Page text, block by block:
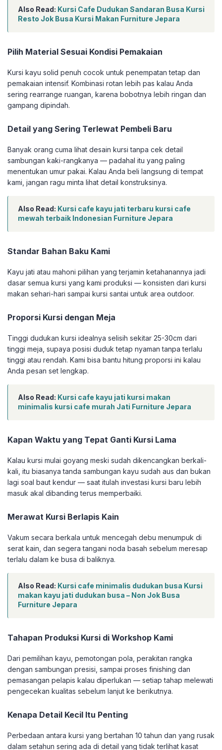
Also Read: Kursi Cafe Dudukan Sandaran Busa Kursi
Resto Jok Busa Kursi Makan Furniture Jepara
Pilih Material Sesuai Kondisi Pemakaian
Kursi kayu solid penuh cocok untuk penempatan tetap dan
pemakaian intensif. Kombinasi rotan lebih pas kalau Anda
sering rearrange ruangan, karena bobotnya lebih ringan dan
gampang dipindah.
Detail yang Sering Terlewat Pembeli Baru
Banyak orang cuma lihat desain kursi tanpa cek detail
sambungan kaki-rangkanya — padahal itu yang paling
menentukan umur pakai. Kalau Anda beli langsung di tempat
kami, jangan ragu minta lihat detail konstruksinya.
Also Read: Kursi cafe kayu jati terbaru kursi cafe
mewah terbaik Indonesian Furniture Jepara
Standar Bahan Baku Kami
Kayu jati atau mahoni pilihan yang terjamin ketahanannya jadi
dasar semua kursi yang kami produksi — konsisten dari kursi
makan sehari-hari sampai kursi santai untuk area outdoor.
Proporsi Kursi dengan Meja
Tinggi dudukan kursi idealnya selisih sekitar 25-30cm dari
tinggi meja, supaya posisi duduk tetap nyaman tanpa terlalu
tinggi atau rendah. Kami bisa bantu hitung proporsi ini kalau
Anda pesan set lengkap.
Also Read: Kursi cafe kayu jati kursi makan
minimalis kursi cafe murah Jati Furniture Jepara
Kapan Waktu yang Tepat Ganti Kursi Lama
Kalau kursi mulai goyang meski sudah dikencangkan berkali-
kali, itu biasanya tanda sambungan kayu sudah aus dan bukan
lagi soal baut kendur — saat itulah investasi kursi baru lebih
masuk akal dibanding terus memperbaiki.
Merawat Kursi Berlapis Kain
Vakum secara berkala untuk mencegah debu menumpuk di
serat kain, dan segera tangani noda basah sebelum meresap
terlalu dalam ke busa di baliknya.
Also Read: Kursi cafe minimalis dudukan busa Kursi
makan kayu jati dudukan busa – Non Jok Busa
Furniture Jepara
Tahapan Produksi Kursi di Workshop Kami
Dari pemilihan kayu, pemotongan pola, perakitan rangka
dengan sambungan presisi, sampai proses finishing dan
pemasangan pelapis kalau diperlukan — setiap tahap melewati
pengecekan kualitas sebelum lanjut ke berikutnya.
Kenapa Detail Kecil Itu Penting
Perbedaan antara kursi yang bertahan 10 tahun dan yang rusak
dalam setahun sering ada di detail yang tidak terlihat kasat